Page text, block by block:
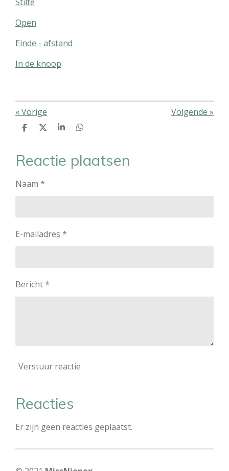
Open
Einde - afstand
In de knoop
«Vorige Volgende »
D
e
n
D
S
e
D
e
Reactie plaatsen
Naam *
E-mailadres *
Bericht *
Verstuur reactie
Reacties
Er zijn geen reacties geplaatst.